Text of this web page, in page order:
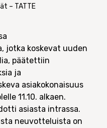
– TATTE
jotka koskevat uuden
päätettiin
ja
asiakokonaisuus
11.10. alkaen.
asiasta intrassa.
neuvotteluista on